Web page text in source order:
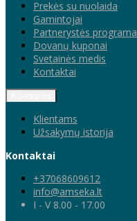
Prekės su nuolaida
Gamintojai
Partnerystės programa
Dovanų kuponai
Svetainės medis
Kontaktai
Klientams
Užsakymų istorija
Kontaktai
+37068609612
info@amseka.lt
I - V 8.00 - 17.00